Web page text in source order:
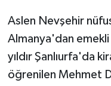
Aslen Nevşehir
Almanya'dan
yıldır Şanlıurfa'da
öğrenilen Mehmet